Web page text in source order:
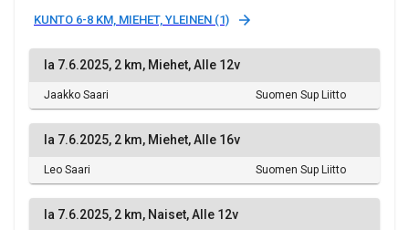
KUNTO 6-8 KM, MIEHET, YLEINEN (1)
la 7.6.2025, 2 km, Miehet, Alle 12v
Jaakko Saari Suomen Sup Liitto
la 7.6.2025, 2 km, Miehet, Alle 16v
Leo Saari Suomen Sup Liitto
la 7.6.2025, 2 km, Naiset, Alle 12v